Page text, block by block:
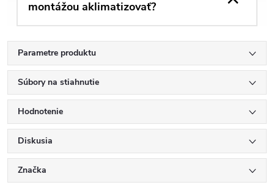
montážou aklimatizovať?
Parametre produktu
Súbory na stiahnutie
Hodnotenie
Diskusia
Značka